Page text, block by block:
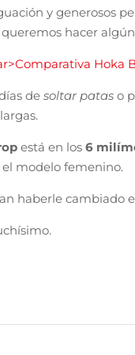
y generosos
queremos hacer
Hoka
de soltar patas o
está en los 6
el modelo femenino.
haberle